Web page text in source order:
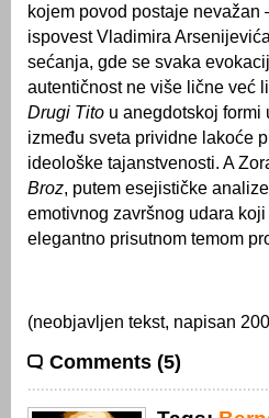
kojem povod postaje nevažan
ispovest Vladimira Arsenijevića
sećanja, gde se svaka
autentičnost ne više lične već
Drugi Tito u anegdotskoj
između sveta prividne lakoće
ideološke tajanstvenosti. A
Broz, putem esejističke
emotivnog završnog udara
elegantno prisutnom temom
(neobjavljen tekst, napisan
Comments (5)